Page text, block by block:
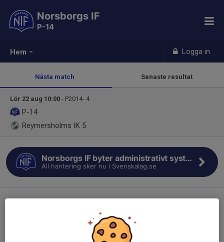
Hem Logga in
Norsborgs IF
P-14
Nästa match Senaste resultat
Lör 22 aug 10:00 - P2014- 4
P-14
Reymersholms IK 5
Norsborgs IF byter administrativt system
All hantering sker nu i Svenskalag.se
Tycker Du att fotboll är bland det roligaste som finns?!
Vill Du spela på en bra nivå med två träningar i Fotbollshallen på